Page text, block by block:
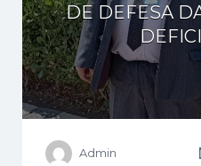
DE DEFESA
Admin